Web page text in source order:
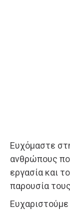
Ευχόμαστε
ανθρώπους
εργασία και
παρουσία